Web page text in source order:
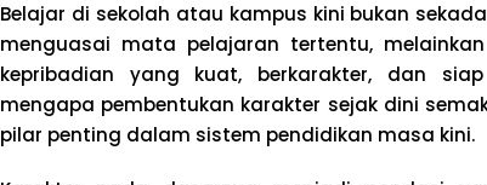
Belajar di sekolah atau kampus kini bukan
menguasai mata pelajaran tertentu,
kepribadian yang kuat, berkarakter, dan
mengapa pembentukan karakter sejak dini
pilar penting dalam sistem pendidikan masa kini.